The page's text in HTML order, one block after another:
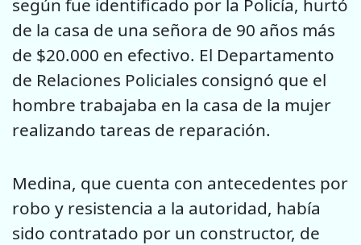
de la casa de una señora de 90 años más
de $20.000 en efectivo. El Departamento
de Relaciones Policiales consignó que el
hombre trabajaba en la casa de la mujer
realizando tareas de reparación.
Medina, que cuenta con antecedentes por
robo y resistencia a la autoridad, había
sido contratado por un constructor, de